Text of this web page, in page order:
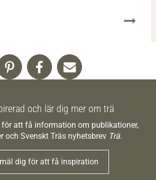
och lär dig mer om trä
att få information om publikationer,
och Svenskt Träs nyhetsbrev Trä.
dig för att få inspiration